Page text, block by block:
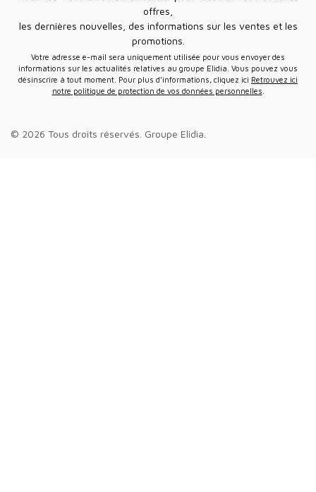
offres,
les dernières nouvelles, des informations sur les ventes et les
promotions.
Votre adresse e-mail sera uniquement utilisée pour vous envoyer des
informations sur les actualités relatives au groupe Elidia. Vous pouvez vous
désinscrire à tout moment. Pour plus d’informations, cliquez ici Retrouvez ici
notre politique de protection de vos données personnelles
© 2026 Tous droits réservés. Groupe Elidia